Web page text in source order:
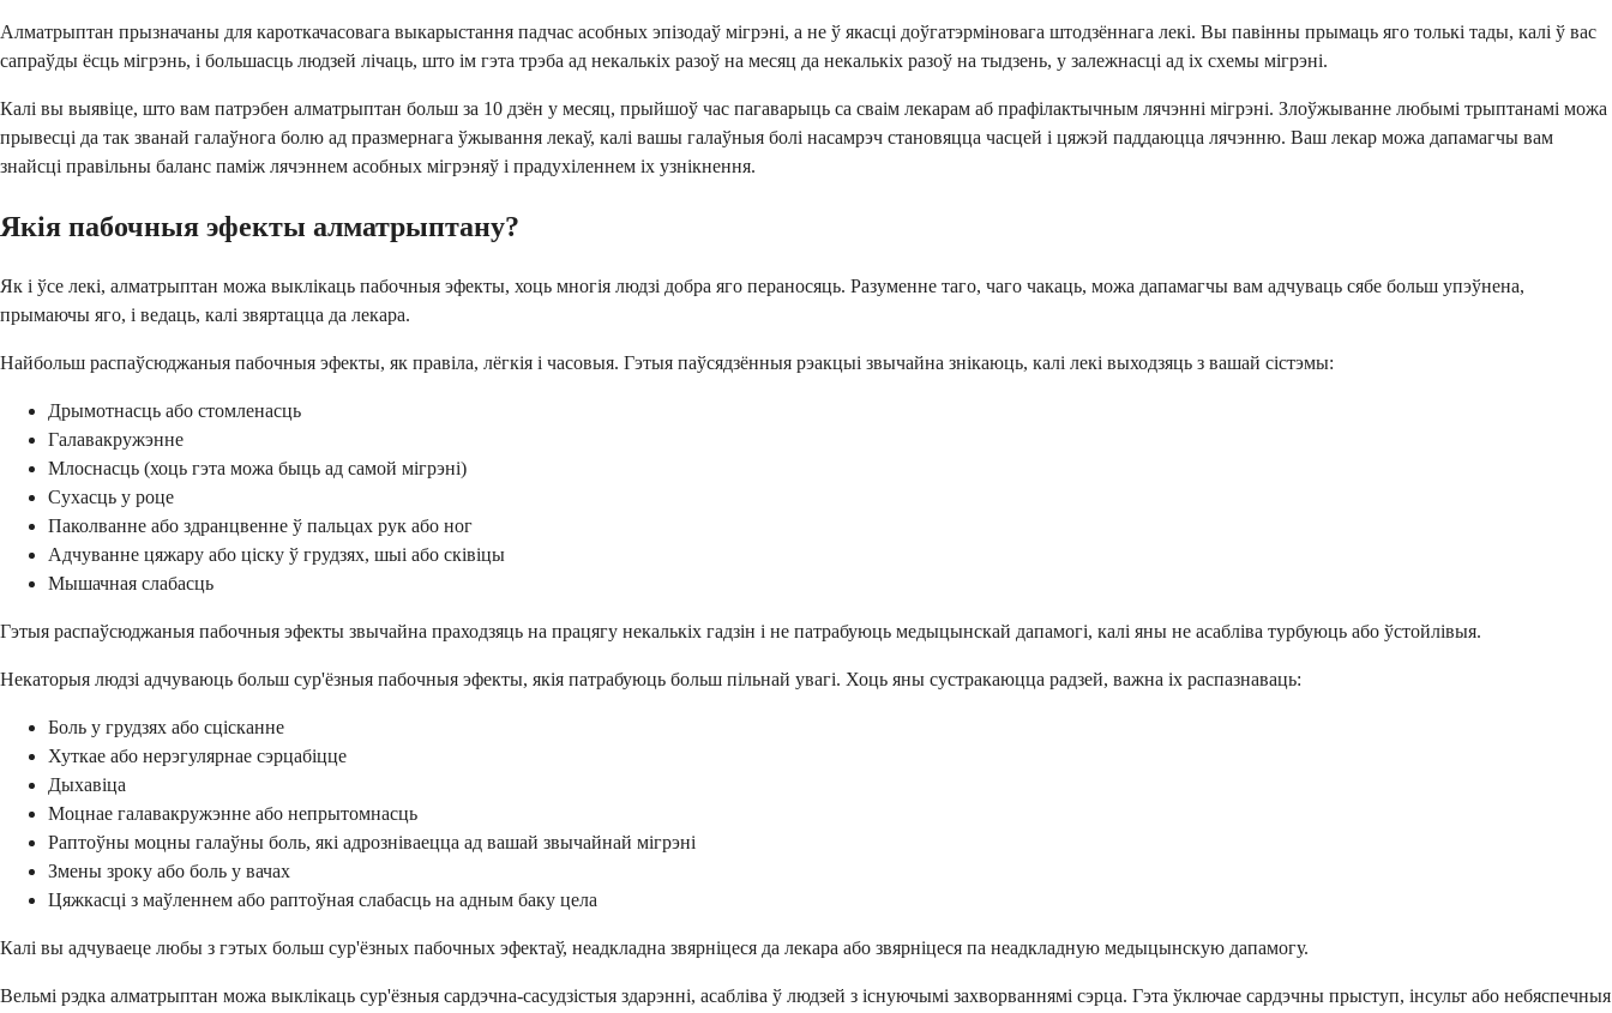
Алматрыптан прызначаны для кароткачасовага выкарыстання падчас асобных эпізодаў мігрэні, а не ў якасці доўгатэрміновага штодзённага лекі. Вы павінны прымаць яго толькі тады, калі ў вас
сапраўды ёсць мігрэнь, і большасць людзей лічаць, што ім гэта трэба ад некалькіх разоў на месяц да некалькіх разоў на тыдзень, у залежнасці ад іх схемы мігрэні.
Калі вы выявіце, што вам патрэбен алматрыптан больш за 10 дзён у месяц, прыйшоў час пагаварыць са сваім лекарам аб прафілактычным лячэнні мігрэні. Злоўжыванне любымі трыптанамі можа
прывесці да так званай галаўнога болю ад празмернага ўжывання лекаў, калі вашы галаўныя болі насамрэч становяцца часцей і цяжэй паддаюцца лячэнню. Ваш лекар можа дапамагчы вам
знайсці правільны баланс паміж лячэннем асобных мігрэняў і прадухіленнем іх узнікнення.
Якія пабочныя эфекты алматрыптану?
Як і ўсе лекі, алматрыптан можа выклікаць пабочныя эфекты, хоць многія людзі добра яго пераносяць. Разуменне таго, чаго чакаць, можа дапамагчы вам адчуваць сябе больш упэўнена,
прымаючы яго, і ведаць, калі звяртацца да лекара.
Найбольш распаўсюджаныя пабочныя эфекты, як правіла, лёгкія і часовыя. Гэтыя паўсядзённыя рэакцыі звычайна знікаюць, калі лекі выходзяць з вашай сістэмы:
Дрымотнасць або стомленасць
Галавакружэнне
Млоснасць (хоць гэта можа быць ад самой мігрэні)
Сухасць у роце
Паколванне або здранцвенне ў пальцах рук або ног
Адчуванне цяжару або ціску ў грудзях, шыі або сківіцы
Мышачная слабасць
Гэтыя распаўсюджаныя пабочныя эфекты звычайна праходзяць на працягу некалькіх гадзін і не патрабуюць медыцынскай дапамогі, калі яны не асабліва турбуюць або ўстойлівыя.
Некаторыя людзі адчуваюць больш сур'ёзныя пабочныя эфекты, якія патрабуюць больш пільнай увагі. Хоць яны сустракаюцца радзей, важна іх распазнаваць:
Боль у грудзях або сцісканне
Хуткае або нерэгулярнае сэрцабіцце
Дыхавіца
Моцнае галавакружэнне або непрытомнасць
Раптоўны моцны галаўны боль, які адрозніваецца ад вашай звычайнай мігрэні
Змены зроку або боль у вачах
Цяжкасці з маўленнем або раптоўная слабасць на адным баку цела
Калі вы адчуваеце любы з гэтых больш сур'ёзных пабочных эфектаў, неадкладна звярніцеся да лекара або звярніцеся па неадкладную медыцынскую дапамогу.
Вельмі рэдка алматрыптан можа выклікаць сур'ёзныя сардэчна-сасудзістыя здарэнні, асабліва ў людзей з існуючымі захворваннямі сэрца. Гэта ўключае сардэчны прыступ, інсульт або небяспечныя